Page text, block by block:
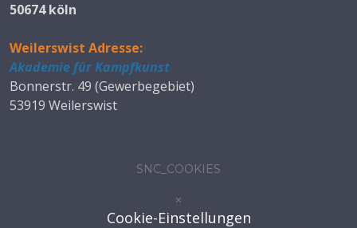
50674 köln
Weilerswist Adresse:
Akademie für Kampfkunst
Bonnerstr. 49 (Gewerbegebiet)
53919 Weilerswist
SNC_COOKIES
×
Cookie-Einstellungen